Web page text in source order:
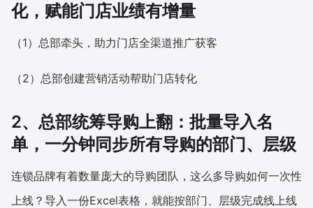
化，赋能门店业绩有增量
（1）总部牵头，助力门店全渠道推广获客
（2）总部创建营销活动帮助门店转化
2、总部统筹导购上翻：批量导入名
单，一分钟同步所有导购的部门、层级
连锁品牌有着数量庞大的导购团队，这么多导购如何一次性
上线？导入一份Excel表格，就能按部门、层级完成线上线